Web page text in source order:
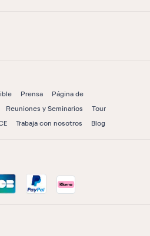
Prensa
Página de
Reuniones y Seminarios
Tour
Trabaja con nosotros Blog